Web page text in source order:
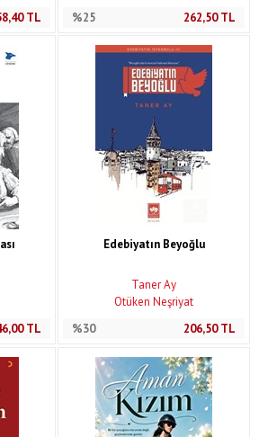
TL
%25
262,50TL
TL
Edebiyatın Beyoğlu
Taner Ay
Ötüken Neşriyat
%30
206,50TL